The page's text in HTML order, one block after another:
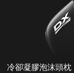
冷卻凝膠泡沫頭枕